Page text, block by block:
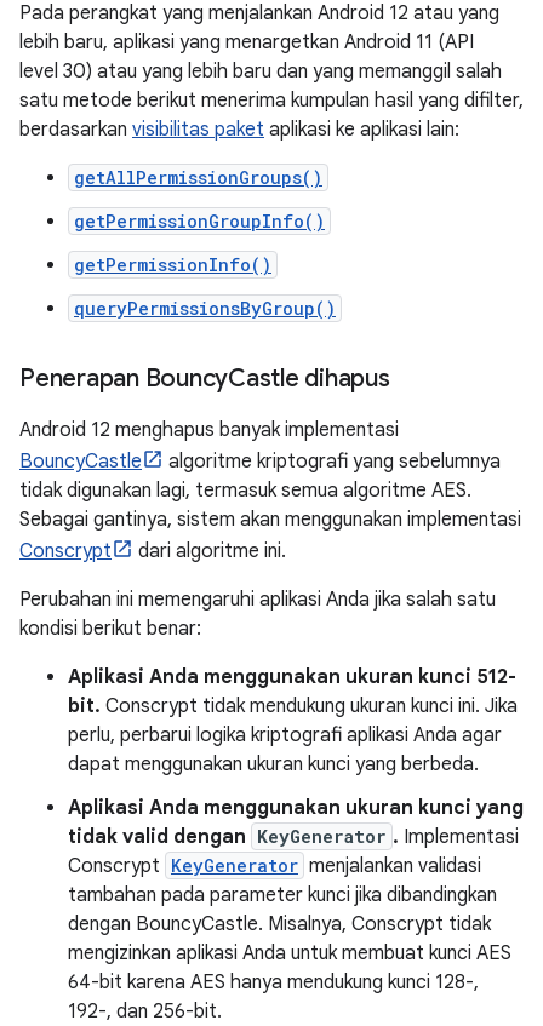
Pada perangkat yang menjalankan Android 12 atau yang
lebih baru, aplikasi yang menargetkan Android 11 (API
level 30) atau yang lebih baru dan yang memanggil salah
satu metode berikut menerima kumpulan hasil yang difilter,
berdasarkan visibilitas paket aplikasi ke aplikasi lain:
getAllPermissionGroups()
getPermissionGroupInfo()
getPermissionInfo()
queryPermissionsByGroup()
Penerapan BouncyCastle dihapus
Android 12 menghapus banyak implementasi
BouncyCastle
algoritme kriptografi yang sebelumnya
tidak digunakan lagi, termasuk semua algoritme AES.
Sebagai gantinya, sistem akan menggunakan implementasi
Conscrypt
dari algoritme ini.
Perubahan ini memengaruhi aplikasi Anda jika salah satu
kondisi berikut benar:
Aplikasi Anda menggunakan ukuran kunci 512-
bit. Conscrypt tidak mendukung ukuran kunci ini. Jika
perlu, perbarui logika kriptografi aplikasi Anda agar
dapat menggunakan ukuran kunci yang berbeda.
Aplikasi Anda menggunakan ukuran kunci yang
tidak valid dengan KeyGenerator . Implementasi
Conscrypt KeyGenerator menjalankan validasi
tambahan pada parameter kunci jika dibandingkan
dengan BouncyCastle. Misalnya, Conscrypt tidak
mengizinkan aplikasi Anda untuk membuat kunci AES
64-bit karena AES hanya mendukung kunci 128-,
192-, dan 256-bit.